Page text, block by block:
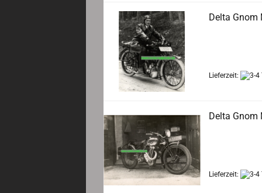
Delta Gnom
Lieferzeit:
Delta Gnom
Lieferzeit: